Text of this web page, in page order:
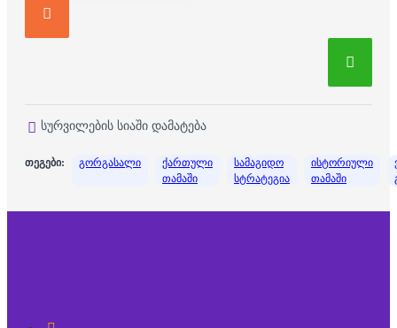
სურვილების სიაში დამატება
თეგები: გორგასალი
ქართული
თამაში
სამაგიდო
სტრატეგია
ისტორიული
თამაში